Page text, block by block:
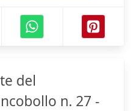
del
n. 27 -